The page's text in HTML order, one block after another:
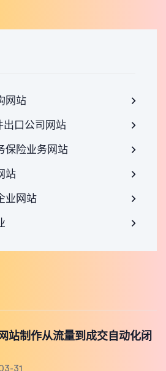
网站
出口公司网站
保险业务网站
站
业网站
站制作从流量到成交自动化闭
31